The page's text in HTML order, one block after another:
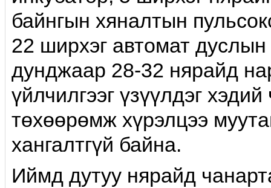
байнгын хяналтын
22 ширхэг автомат дуслын
дунджаар 28-32 нярайд
үйлчилгээг үзүүлдэг
төхөөрөмж хүрэлцээ
хангалтгүй байна.
Иймд дутуу нярайд